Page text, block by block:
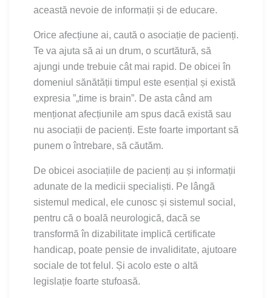
această nevoie de informații și de educare.
Orice afecțiune ai, caută o asociație de pacienți.
Te va ajuta să ai un drum, o scurtătură, să
ajungi unde trebuie cât mai rapid. De obicei în
domeniul sănătății timpul este esențial și există
expresia ”„time is brain”. De asta când am
menționat afecțiunile am spus dacă există sau
nu asociații de pacienți. Este foarte important să
punem o întrebare, să căutăm.
De obicei asociațiile de pacienți au și informații
adunate de la medicii specialiști. Pe lângă
sistemul medical, ele cunosc și sistemul social,
pentru că o boală neurologică, dacă se
transformă în dizabilitate implică certificate
handicap, poate pensie de invaliditate, ajutoare
sociale de tot felul. Și acolo este o altă
legislație foarte stufoasă.